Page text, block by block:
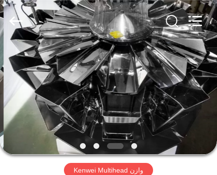
منزل
المنتجات
حول
بنا
جولة
متعددة
الرؤوس
المزود.
Copyright
©
2020
weigher.com.
All
Rights
Reserved.
Kenwei Multihead وازن